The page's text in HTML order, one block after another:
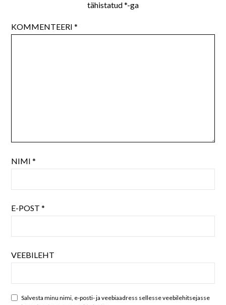
tähistatud*-ga
KOMMENTEERI*
NIMI*
E-POST*
VEEBILEHT
Salvesta minu nimi, e-posti- ja veebiaadress sellesse veebilehitsejasse